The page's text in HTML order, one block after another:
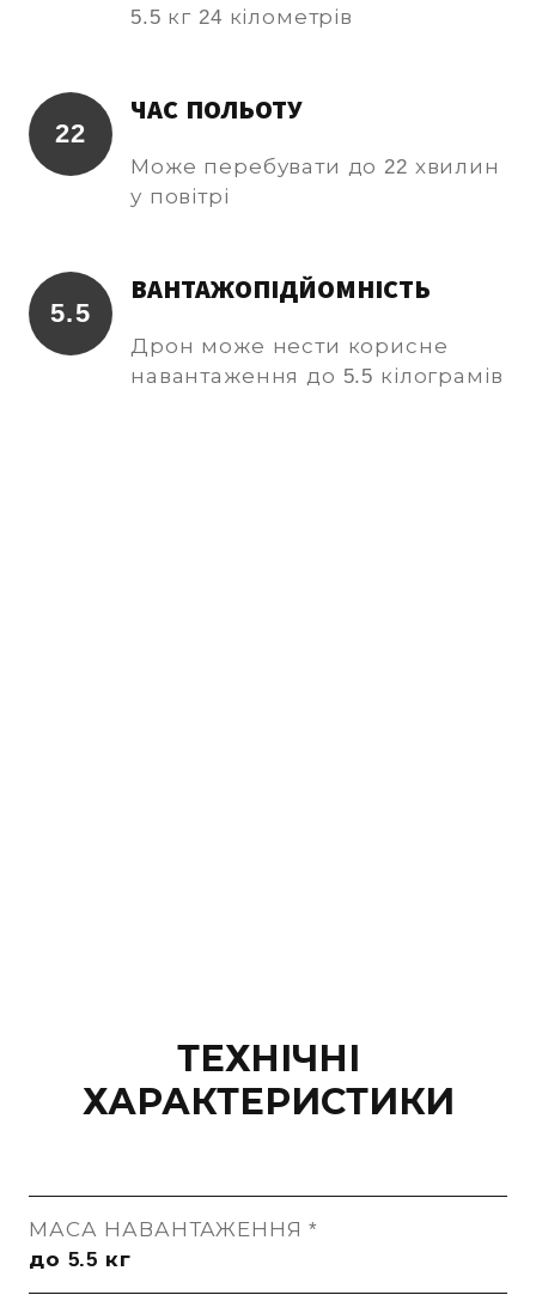
5.5 кг 24 кілометрів
22
ЧАС ПОЛЬОТУ
Може перебувати до 22 хвилин
у повітрі
5.5
ВАНТАЖОПІДЙОМНІСТЬ
Дрон може нести корисне
навантаження до 5.5 кілограмів
ТЕХНІЧНІ
ХАРАКТЕРИСТИКИ
МАСА НАВАНТАЖЕННЯ *
до 5.5 кг